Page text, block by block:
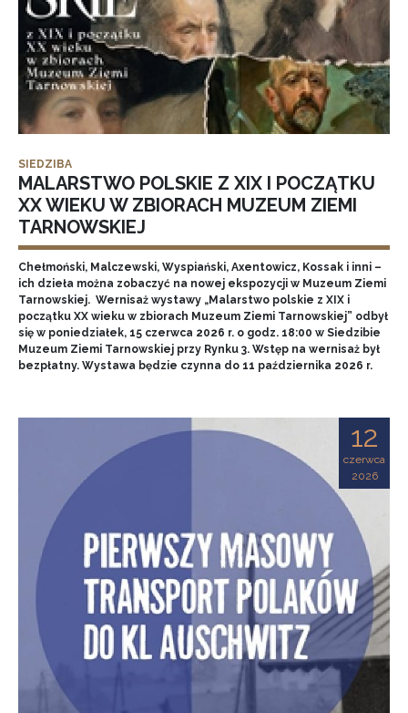
SIEDZIBA
MALARSTWO POLSKIE Z XIX I POCZĄTKU
XX WIEKU W ZBIORACH MUZEUM ZIEMI
TARNOWSKIEJ
Chełmoński, Malczewski, Wyspiański, Axentowicz, Kossak i inni –
ich dzieła można zobaczyć na nowej ekspozycji w Muzeum Ziemi
Tarnowskiej. Wernisaż wystawy „Malarstwo polskie z XIX i
początku XX wieku w zbiorach Muzeum Ziemi Tarnowskiej” odbył
się w poniedziałek, 15 czerwca 2026 r. o godz. 18:00 w Siedzibie
Muzeum Ziemi Tarnowskiej przy Rynku 3. Wstęp na wernisaż był
bezpłatny. Wystawa będzie czynna do 11 października 2026 r.
12
czerwca
2026